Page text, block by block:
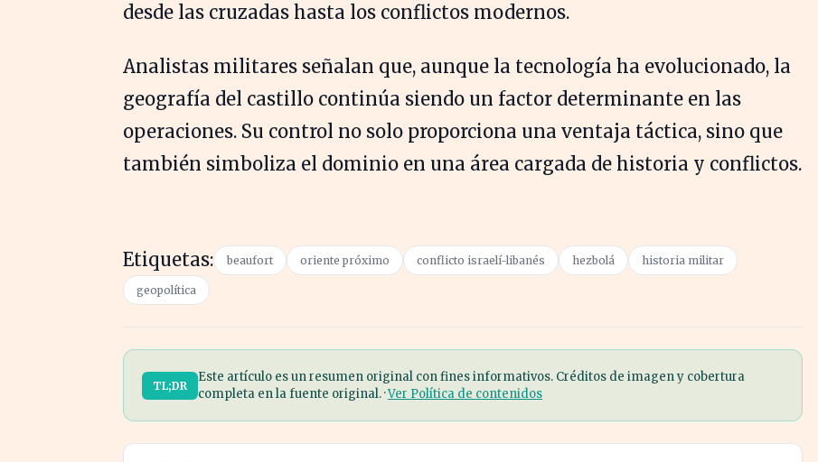
desde las cruzadas hasta los conflictos modernos.
Analistas militares señalan que, aunque la tecnología ha evolucionado, la
geografía del castillo continúa siendo un factor determinante en las
operaciones. Su control no solo proporciona una ventaja táctica, sino que
también simboliza el dominio en una área cargada de historia y conflictos.
Etiquetas: beaufort oriente próximo conflicto israelí-libanés hezbolá historia militar
geopolítica
TL;DR
Este artículo es un resumen original con fines informativos. Créditos de imagen y cobertura
completa en la fuente original. ·Ver Política de contenidos